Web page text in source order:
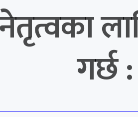
गर्छ